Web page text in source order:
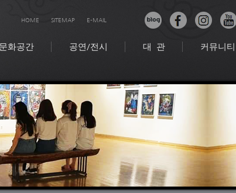
HOME SITEMAP E-MAIL
화공간 공연/전시 대 관 커뮤니티